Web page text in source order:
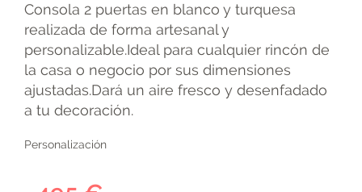
Consola 2 puertas en blanco y turquesa
realizada de forma artesanal y
personalizable.Ideal para cualquier rincón de
la casa o negocio por sus dimensiones
ajustadas.Dará un aire fresco y desenfadado
a tu decoración.
Personalización